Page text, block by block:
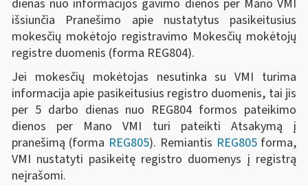
dienas nuo informacijos gavimo dienos per Mano VMI
išsiunčia Pranešimo apie nustatytus pasikeitusius
mokesčių mokėtojo registravimo Mokesčių mokėtojų
registre duomenis (forma REG804).
Jei mokesčių mokėtojas nesutinka su VMI turima
informacija apie pasikeitusius registro duomenis, tai jis
per 5 darbo dienas nuo REG804 formos pateikimo
dienos per Mano VMI turi pateikti Atsakymą į
pranešimą (forma REG805). Remiantis REG805forma,
VMI nustatyti pasikeitę registro duomenys į registrą
neįrašomi.